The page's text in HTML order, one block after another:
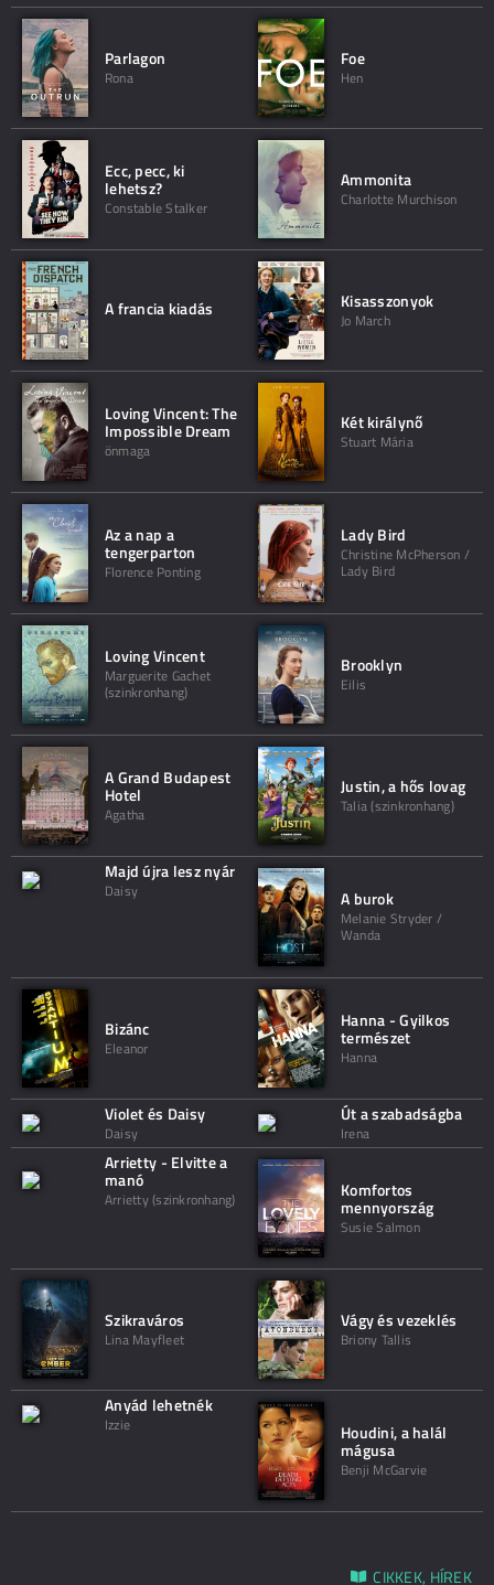
Parlagon
Rona
Foe
Hen
Ecc, pecc, ki
lehetsz?
Constable Stalker
Ammonita
Charlotte Murchison
A francia kiadás Kisasszonyok
Jo March
Loving Vincent: The
Impossible Dream
önmaga
Két királynő
Stuart Mária
Az a nap a
tengerparton
Florence Ponting
Lady Bird
Christine McPherson /
Lady Bird
Loving Vincent
Marguerite Gachet
(szinkronhang)
Brooklyn
Eilis
A Grand Budapest
Hotel
Agatha
Justin, a hős lovag
Talia (szinkronhang)
Majd újra lesz nyár
Daisy A burok
Melanie Stryder /
Wanda
Bizánc
Eleanor
Hanna - Gyilkos
természet
Hanna
Violet és Daisy
Daisy
Út a szabadságba
Irena
Arrietty - Elvitte a
manó
Arrietty (szinkronhang) Komfortos
mennyország
Susie Salmon
Szikraváros
Lina Mayfleet
Vágy és vezeklés
Briony Tallis
Anyád lehetnék
Izzie Houdini, a halál
mágusa
Benji McGarvie
CIKKEK, HÍREK